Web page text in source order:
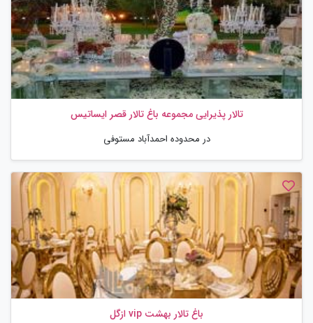
تالار پذیرایی مجموعه باغ تالار قصر ایساتیس
در محدوده احمدآباد مستوفی
باغ تالار بهشت vip ازگل